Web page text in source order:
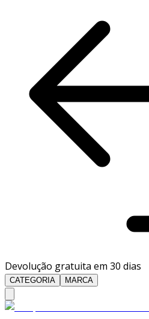
Devolução gratuita em 30 dias
CATEGORIA MARCA